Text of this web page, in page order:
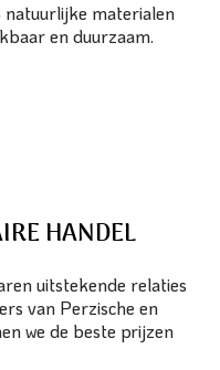
materialen
en duurzaam.
HANDEL
uitstekende relaties
van Perzische en
we de beste prijzen